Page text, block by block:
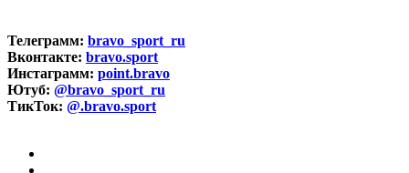
Телеграмм: bravo_sport_ru
Вконтакте: bravo.sport
Инстаграмм: point.bravo
Ютуб: @bravo_sport_ru
ТикТок: @.bravo.sport